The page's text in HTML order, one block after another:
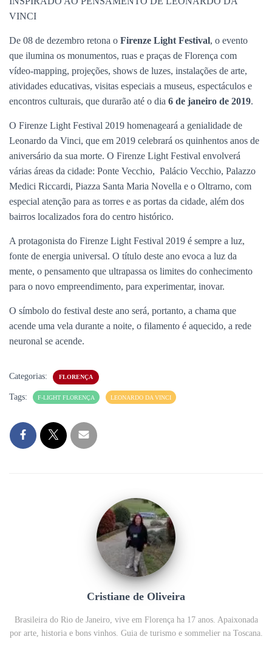
VINCI
De 08 de dezembro retona o Firenze Light Festival, o evento
que ilumina os monumentos, ruas e praças de Florença com
vídeo-mapping, projeções, shows de luzes, instalações de arte,
atividades educativas, visitas especiais a museus, espectáculos e
encontros culturais, que durarão até o dia 6 de janeiro de 2019.
O Firenze Light Festival 2019 homenageará a genialidade de
Leonardo da Vinci, que em 2019 celebrará os quinhentos anos de
aniversário da sua morte. O Firenze Light Festival envolverá
várias áreas da cidade: Ponte Vecchio, Palácio Vecchio, Palazzo
Medici Riccardi, Piazza Santa Maria Novella e o Oltrarno, com
especial atenção para as torres e as portas da cidade, além dos
bairros localizados fora do centro histórico.
A protagonista do Firenze Light Festival 2019 é sempre a luz,
fonte de energia universal. O título deste ano evoca a luz da
mente, o pensamento que ultrapassa os limites do conhecimento
para o novo empreendimento, para experimentar, inovar.
O símbolo do festival deste ano será, portanto, a chama que
acende uma vela durante a noite, o filamento é aquecido, a rede
neuronal se acende.
Categorias: FLORENÇA
Tags: F-LIGHT FLORENÇA LEONARDO DA VINCI
Cristiane de Oliveira
Brasileira do Rio de Janeiro, vive em Florença ha 17 anos. Apaixonada
por arte, historia e bons vinhos. Guia de turismo e sommelier na Toscana.